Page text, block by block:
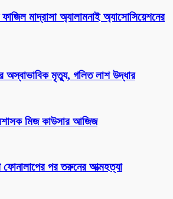
মাদ্রাসা অ্যালামনাই অ্যাসোসিয়েশনের
অস্বাভাবিক মৃত্যু, গলিত লাশ উদ্ধার
মিজ কাউসার আজিজ
ফোনালাপের পর তরুনের আত্মহত্যা